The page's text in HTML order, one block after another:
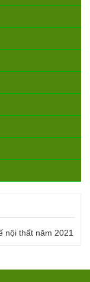
nội thất năm 2021